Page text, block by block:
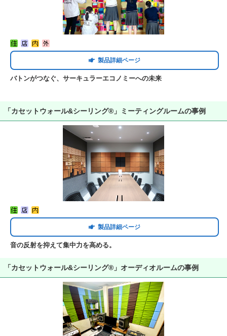
製品詳細ページ
バトンがつなぐ、サーキュラーエコノミーへの未来
「カセットウォール&シーリング®」ミーティングルームの事例
製品詳細ページ
音の反射を抑えて集中力を高める。
「カセットウォール&シーリング®」オーディオルームの事例